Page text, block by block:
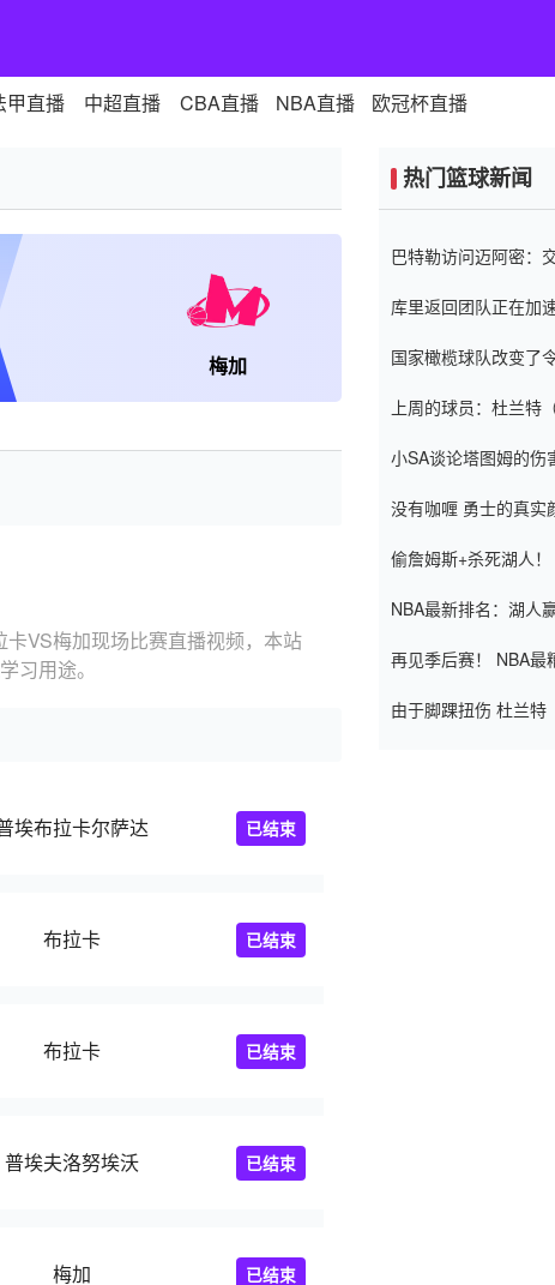
甲直播 中超直播 CBA直播 NBA直播 欧冠杯直播
梅加
VS梅加现场比赛直播视频，本站
习用途。
埃布拉卡尔萨达 已结束
布拉卡 已结束
布拉卡 已结束
普埃夫洛努埃沃 已结束
梅加 已结束
热门篮球新闻
巴特勒访问迈阿密：
库里返回团队正在加
起了人们的关注
国家橄榄球队改变了
上周的球员：杜兰特
小SA谈论塔图姆的伤
没有咖喱 勇士的真实
偷詹姆斯+杀死湖人
亿元人民币的合同
NBA最新排名：湖人
再见季后赛！ NBA最
由于脚踝扭伤 杜兰